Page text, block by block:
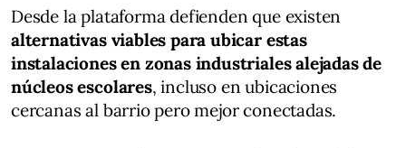
Desde la plataforma defienden que existen
alternativas viables para ubicar estas
instalaciones en zonas industriales alejadas de
núcleos escolares, incluso en ubicaciones
cercanas al barrio pero mejor conectadas.